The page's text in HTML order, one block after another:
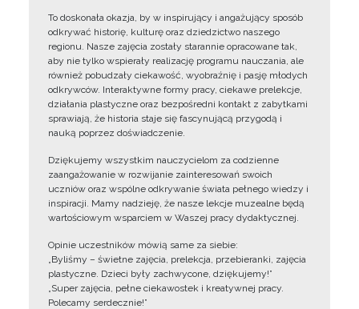
To doskonała okazja, by w inspirujący i angażujący sposób
odkrywać historię, kulturę oraz dziedzictwo naszego
regionu. Nasze zajęcia zostały starannie opracowane tak,
aby nie tylko wspierały realizację programu nauczania, ale
również pobudzały ciekawość, wyobraźnię i pasję młodych
odkrywców. Interaktywne formy pracy, ciekawe prelekcje,
działania plastyczne oraz bezpośredni kontakt z zabytkami
sprawiają, że historia staje się fascynującą przygodą i
nauką poprzez doświadczenie.
Dziękujemy wszystkim nauczycielom za codzienne
zaangażowanie w rozwijanie zainteresowań swoich
uczniów oraz wspólne odkrywanie świata pełnego wiedzy i
inspiracji. Mamy nadzieję, że nasze lekcje muzealne będą
wartościowym wsparciem w Waszej pracy dydaktycznej.
Opinie uczestników mówią same za siebie:
„Byliśmy – świetne zajęcia, prelekcja, przebieranki, zajęcia
plastyczne. Dzieci były zachwycone, dziękujemy!”
„Super zajęcia, pełne ciekawostek i kreatywnej pracy.
Polecamy serdecznie!”